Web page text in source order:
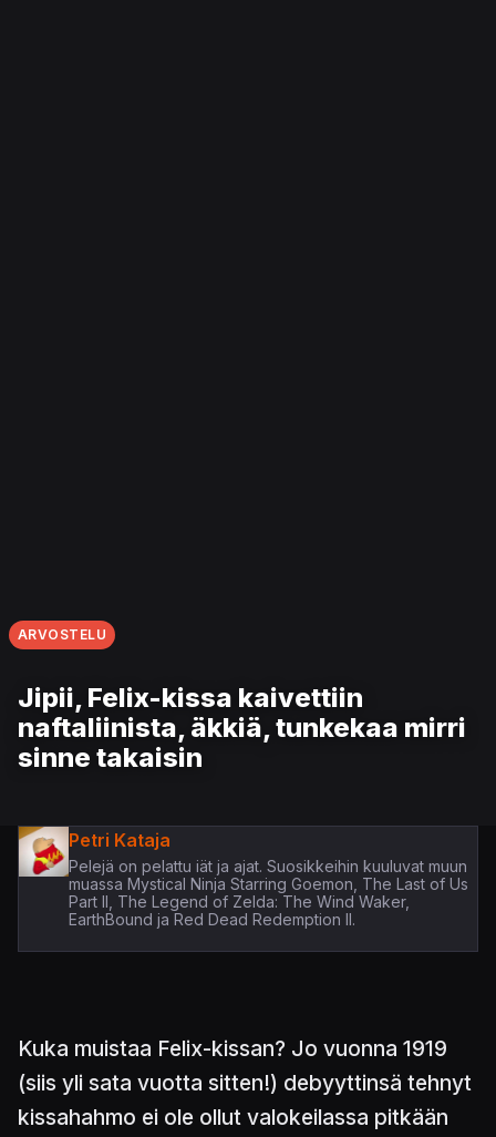
ARVOSTELU
Jipii, Felix-kissa kaivettiin
naftaliinista, äkkiä, tunkekaa mirri
sinne takaisin
Petri Kataja
Pelejä on pelattu iät ja ajat. Suosikkeihin kuuluvat muun
muassa Mystical Ninja Starring Goemon, The Last of Us
Part II, The Legend of Zelda: The Wind Waker,
EarthBound ja Red Dead Redemption II.
Kuka muistaa Felix-kissan? Jo vuonna 1919
(siis yli sata vuotta sitten!) debyyttinsä tehnyt
kissahahmo ei ole ollut valokeilassa pitkään